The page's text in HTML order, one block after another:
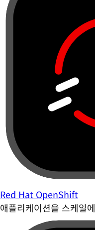
Red Hat OpenShift
애플리케이션을 스케일